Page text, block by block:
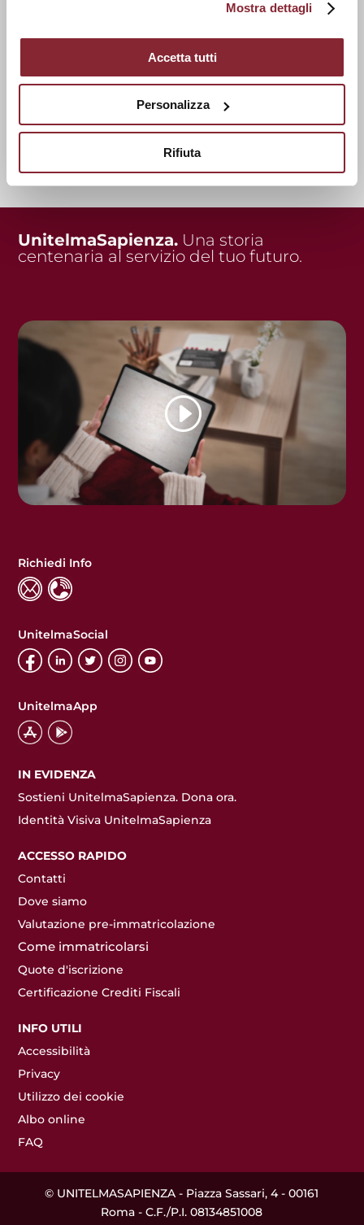
Mostra dettagli
Accetta tutti
Personalizza
Rifiuta
UnitelmaTools
UnitelmaSapienza. Una storia
centenaria al servizio del tuo futuro.
Richiedi Info
UnitelmaSocial
UnitelmaApp
IN EVIDENZA
Sostieni UnitelmaSapienza. Dona ora.
Identità Visiva UnitelmaSapienza
ACCESSO RAPIDO
Contatti
Dove siamo
Valutazione pre-immatricolazione
Come immatricolarsi
Quote d'iscrizione
Certificazione Crediti Fiscali
INFO UTILI
Accessibilità
Privacy
Utilizzo dei cookie
Albo online
FAQ
© UNITELMASAPIENZA - Piazza Sassari, 4 - 00161
Roma - C.F./P.I. 08134851008